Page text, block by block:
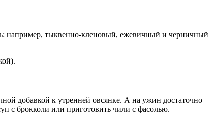
например, тыквенно-кленовый, ежевичный и черничный
добавкой к утренней овсянке. А на ужин достаточно
с брокколи или приготовить чили с фасолью.